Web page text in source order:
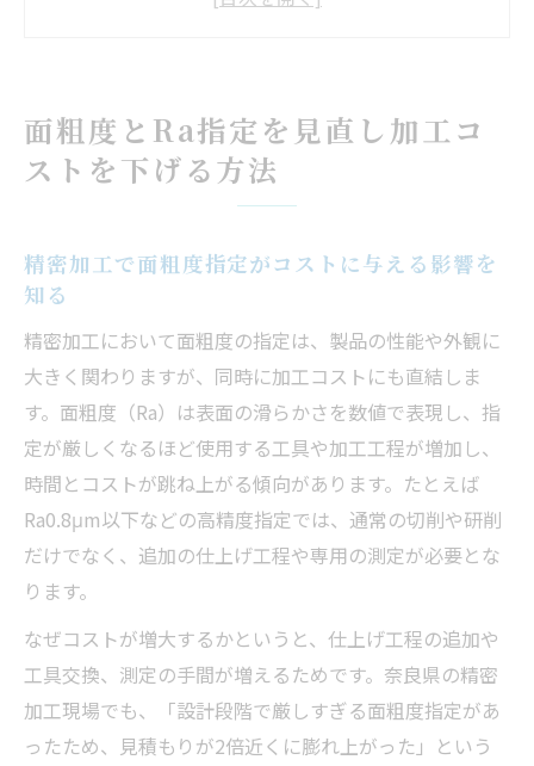
の実態
表面粗さの目安と精密加工のコスト最適化
Ra指定の妥当性とコスト低減のポイント解
精密加工で失敗しない表面粗さ記号の選び
方
Raや▽記号を正しく使う精密加工現場の実
践知識
表面粗さ記号のJIS新旧比較と適切な指定手
順
精密加工における表面粗さSやRa目安の使い
仕上げ記号選定で押さえるべきRa値のポイ
ント
仕上げ記号のJIS新旧対応で現場との齟齬を防ぐ
精密加工で戸惑わないJIS新旧仕上げ記号の
面粗度とRa指定を見直し加工コ
ストを下げる方法
精密加工で面粗度指定がコストに与える影響を
知る
精密加工において面粗度の指定は、製品の性能や外観に
大きく関わりますが、同時に加工コストにも直結しま
す。面粗度（Ra）は表面の滑らかさを数値で表現し、指
定が厳しくなるほど使用する工具や加工工程が増加し、
時間とコストが跳ね上がる傾向があります。たとえば
Ra0.8μm以下などの高精度指定では、通常の切削や研削
だけでなく、追加の仕上げ工程や専用の測定が必要とな
ります。
なぜコストが増大するかというと、仕上げ工程の追加や
工具交換、測定の手間が増えるためです。奈良県の精密
加工現場でも、「設計段階で厳しすぎる面粗度指定があ
ったため、見積もりが2倍近くに膨れ上がった」という